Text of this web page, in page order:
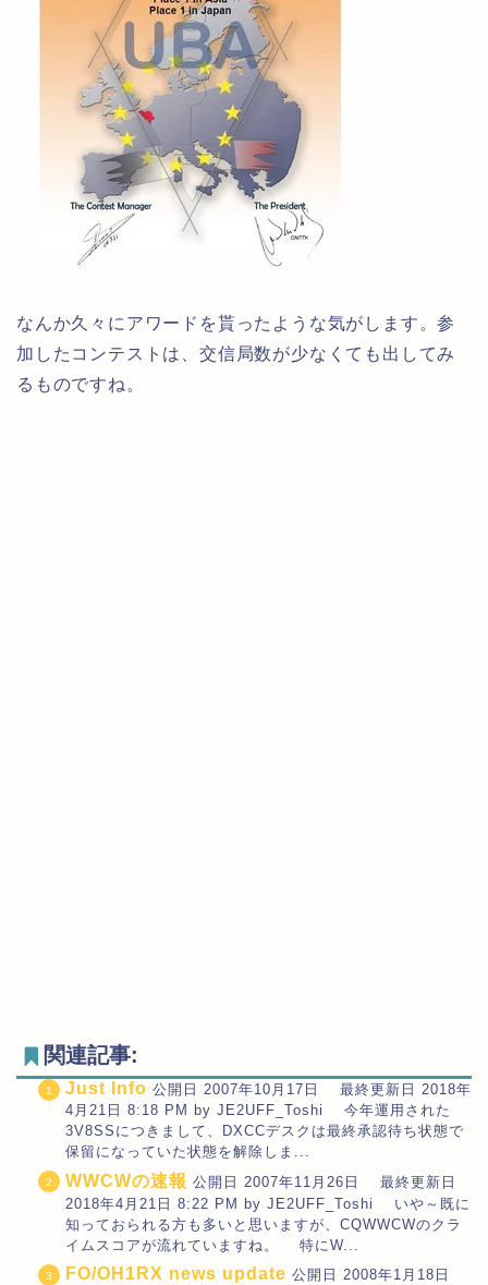
なんか久々にアワードを貰ったような気がします。参
加したコンテストは、交信局数が少なくても出してみ
るものですね。
関連記事:
Just Info 公開日 2007年10月17日 最終更新日 2018年
4月21日 8:18 PM by JE2UFF_Toshi 今年運用された
3V8SSにつきまして、DXCCデスクは最終承認待ち状態で
保留になっていた状態を解除しま...
WWCWの速報 公開日 2007年11月26日 最終更新日
2018年4月21日 8:22 PM by JE2UFF_Toshi いや～既に
知っておられる方も多いと思いますが、CQWWCWのクラ
イムスコアが流れていますね。 特にW...
FO/OH1RX news update 公開日 2008年1月18日